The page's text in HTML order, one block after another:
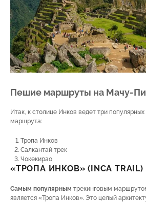
Пешие маршруты на Мачу-
Итак, к столице Инков ведет три популярных
маршрута:
Тропа Инков
Салкантай трек
Чокекирао
«ТРОПА ИНКОВ» (INCA TRAIL)
Самым популярным трекинговым
является «Тропа Инков». Это целый